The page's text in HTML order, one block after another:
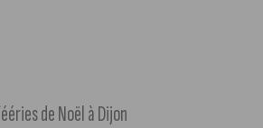
de Noël à Dijon